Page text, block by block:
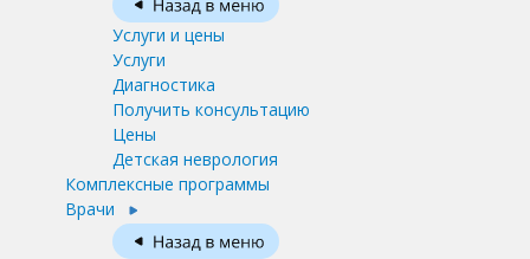
Услуги и цены
Услуги
Диагностика
Получить консультацию
Цены
Детская неврология
Комплексные программы
Врачи